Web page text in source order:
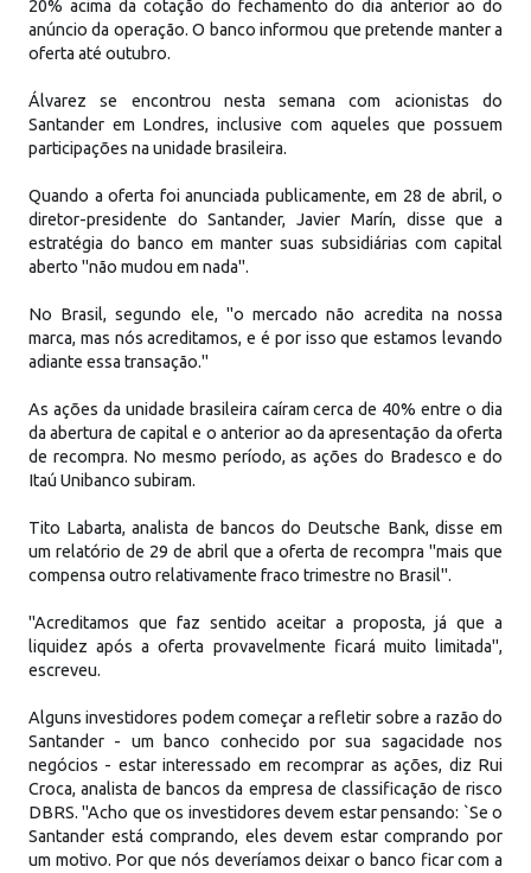
20% acima da cotação do fechamento do dia anterior ao do
anúncio da operação. O banco informou que pretende manter a
oferta até outubro.
Álvarez se encontrou nesta semana com acionistas do
Santander em Londres, inclusive com aqueles que possuem
participações na unidade brasileira.
Quando a oferta foi anunciada publicamente, em 28 de abril, o
diretor-presidente do Santander, Javier Marín, disse que a
estratégia do banco em manter suas subsidiárias com capital
aberto "não mudou em nada".
No Brasil, segundo ele, "o mercado não acredita na nossa
marca, mas nós acreditamos, e é por isso que estamos levando
adiante essa transação."
As ações da unidade brasileira caíram cerca de 40% entre o dia
da abertura de capital e o anterior ao da apresentação da oferta
de recompra. No mesmo período, as ações do Bradesco e do
Itaú Unibanco subiram.
Tito Labarta, analista de bancos do Deutsche Bank, disse em
um relatório de 29 de abril que a oferta de recompra "mais que
compensa outro relativamente fraco trimestre no Brasil".
"Acreditamos que faz sentido aceitar a proposta, já que a
liquidez após a oferta provavelmente ficará muito limitada",
escreveu.
Alguns investidores podem começar a refletir sobre a razão do
Santander - um banco conhecido por sua sagacidade nos
negócios - estar interessado em recomprar as ações, diz Rui
Croca, analista de bancos da empresa de classificação de risco
DBRS. "Acho que os investidores devem estar pensando: `Se o
Santander está comprando, eles devem estar comprando por
um motivo. Por que nós deveríamos deixar o banco ficar com a